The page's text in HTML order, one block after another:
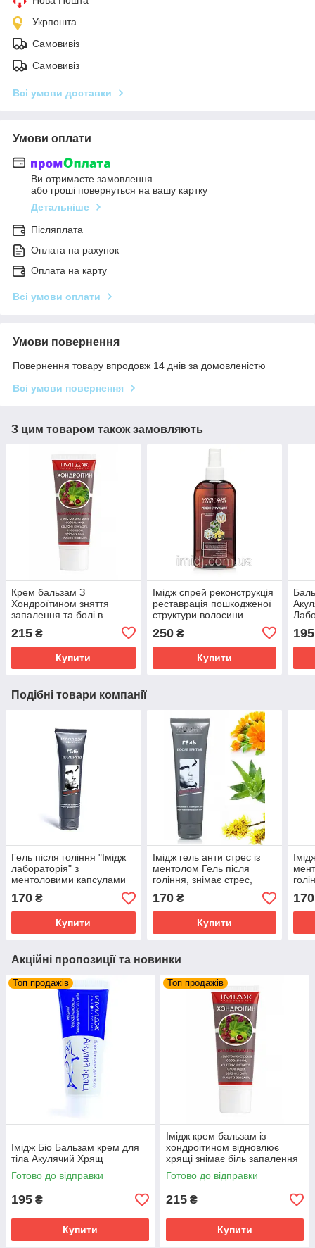
Укрпошта
Самовивіз
Самовивіз
Всі умови доставки
Умови оплати
Ви отримаєте замовлення
або гроші повернуться на вашу картку
Детальніше
Післяплата
Оплата на рахунок
Оплата на карту
Всі умови оплати
Умови повернення
Повернення товару впродовж 14 днів за домовленістю
Всі умови повернення
З цим товаром також замовляють
Крем бальзам З
Хондроїтином зняття
запалення та болі в
суглобах, м'язах і хребті
Імідж Лабораторія
215 ₴
Купити
Імідж спрей реконструкція
реставрація пошкодженої
структури волосини
250₴
Купити
195
Подібні товари компанії
Гель після гоління "Імідж
лабораторія" з
ментоловими капсулами
та комплексом активних
компонентів
антисептичної дії.
170 ₴
Купити
Імідж гель анти стрес із
ментолом Гель після
гоління, знімає стрес,
викликаний голінням,
загоює порізи
170₴
Купити
170
Акційні пропозиції та новинки
Топ продажів
Імідж Біо Бальзам крем для
тіла Акулячий Хрящ
Готово до відправки
195 ₴
Купити
Топ продажів
Імідж крем бальзам із
хондроітином відновлює
хрящі знімає біль запалення
суглобів та м'язів
Готово до відправки
215 ₴
Купити